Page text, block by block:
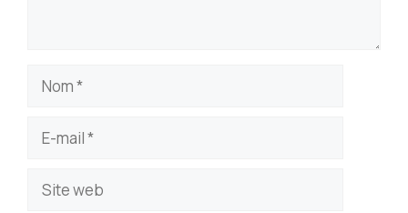
mail
web